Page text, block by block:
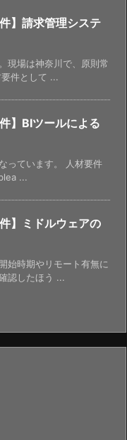
】請求管理システ
現場は神奈川で、原則常
件として ...
】BIツールによる
っています。 人材要件
...
】ミドルウェアの
始時期やリモート有無に
認したほう ...